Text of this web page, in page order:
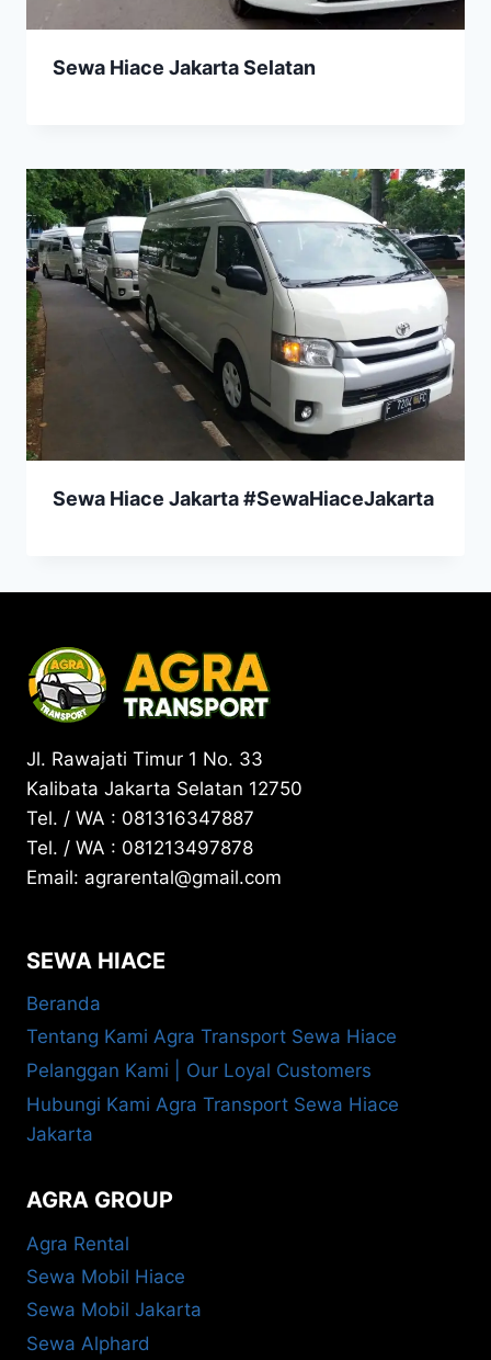
Sewa Hiace Jakarta Selatan
Sewa Hiace Jakarta #SewaHiaceJakarta
Jl. Rawajati Timur 1 No. 33
Kalibata Jakarta Selatan 12750
Tel. / WA : 081316347887
Tel. / WA : 081213497878
Email: agrarental@gmail.com
SEWA HIACE
Beranda
Tentang Kami Agra Transport Sewa Hiace
Pelanggan Kami | Our Loyal Customers
Hubungi Kami Agra Transport Sewa Hiace
Jakarta
AGRA GROUP
Agra Rental
Sewa Mobil Hiace
Sewa Mobil Jakarta
Sewa Alphard